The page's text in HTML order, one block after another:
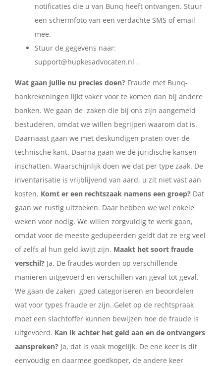
notificaties die u van Bunq heeft ontvangen. Stuur
een schermfoto van een verdachte SMS of email
mee.
Stuur de gegevens naar:
support@hupkesadvocaten.nl .
Wat gaan jullie nu precies doen? Fraude met Bunq-
bankrekeningen lijkt vaker voor te komen dan bij andere
banken. We gaan de zaken die bij ons zijn aangemeld
bestuderen, omdat we willen begrijpen waarom dat is.
Daarnaast gaan we met deskundigen praten over de
technische kant. Daarna gaan we de juridische kansen
inschatten. Waarschijnlijk doen we dat per type zaak. De
inventarisatie is vrijblijvend van aard, u zit niet vast aan
kosten. Komt er een rechtszaak namens een groep? Dat
gaan we rustig uitzoeken. Daar hebben we wel enkele
weken voor nodig. We willen zorgvuldig te werk gaan,
omdat voor de meeste gedupeerden geldt dat ze erg veel
of zelfs al hun geld kwijt zijn. Maakt het soort fraude
verschil? Ja. De fraudes worden op verschillende
manieren uitgevoerd en verschillen van geval tot geval.
We gaan de zaken goed categoriseren en beoordelen
wat voor types fraude er zijn. Gelet op de rechtspraak
moet een slachtoffer kunnen bewijzen hoe de fraude is
uitgevoerd. Kan ik achter het geld aan en de ontvangers
aanspreken? Ja, dat is vaak mogelijk. De ene keer is dit
eenvoudig en daarmee goedkoper, de andere keer